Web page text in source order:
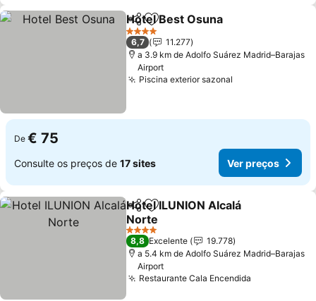
PartilharAdicionar aos favoritos
Hotel Best Osuna
4 Estrelas
6,7
11.277
a 3.9 km de Adolfo Suárez Madrid–Barajas
Airport
Piscina exterior sazonal
De € 75
Consulte os preços de 17 sites Ver preços
PartilharAdicionar aos favoritos
Hotel ILUNION Alcalá
Norte
Ver preços
4 Estrelas
8,8 Excelente
19.778
a 5.4 km de Adolfo Suárez Madrid–Barajas
Airport
Restaurante Cala Encendida